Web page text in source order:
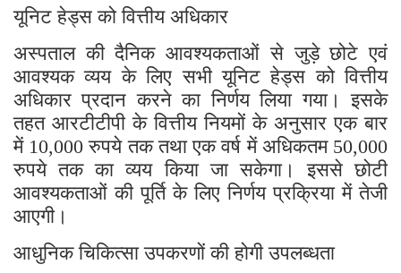
यूनिट हेड्स को वित्तीय अधिकार
अस्पताल की दैनिक आवश्यकताओं से जुड़े छोटे एवं
आवश्यक व्यय के लिए सभी यूनिट हेड्स को वित्तीय
अधिकार प्रदान करने का निर्णय लिया गया। इसके
तहत आरटीटीपी के वित्तीय नियमों के अनुसार एक बार
में 10,000रुपये तक तथा एक वर्ष में अधिकतम 50,000
रुपये तक का व्यय किया जा सकेगा। इससे छोटी
आवश्यकताओं की पूर्ति के लिए निर्णय प्रक्रिया में तेजी
आएगी।
आधुनिक चिकित्सा उपकरणों की होगी उपलब्धता